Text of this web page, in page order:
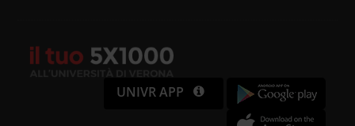
UNIVR APP